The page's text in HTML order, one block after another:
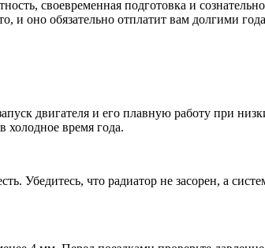
своевременная подготовка и
и оно обязательно отплатит вам долгими
двигателя и его плавную работу при
холодное время года.
Убедитесь, что радиатор не засорен, а